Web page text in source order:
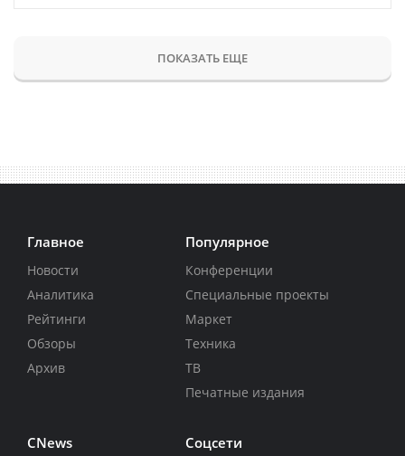
ПОКАЗАТЬ ЕЩЕ
Главное
Новости
Аналитика
Рейтинги
Обзоры
Архив
Популярное
Конференции
Специальные проекты
Маркет
Техника
ТВ
Печатные издания
CNews Соцсети